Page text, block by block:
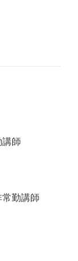
師
勤講師